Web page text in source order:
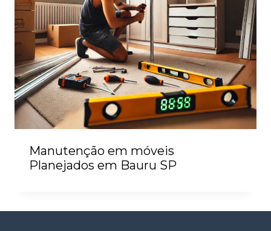
Manutenção em móveis
Planejados em Bauru SP